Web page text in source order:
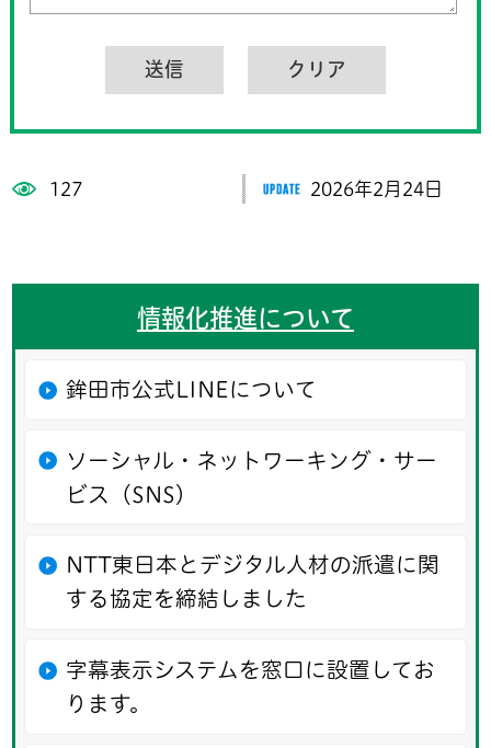
127 2026年2月24日
情報化推進について
鉾田市公式LINEについて
ソーシャル・ネットワーキング・サー
ビス（SNS）
NTT東日本とデジタル人材の派遣に関
する協定を締結しました
字幕表示システムを窓口に設置してお
ります。